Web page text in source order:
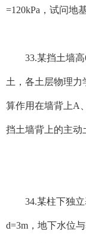
=120kPa，试问地
33.某挡土墙高
土，各土层物理
算作用在墙背上A
挡土墙背上的主动
34.某柱下独立
d=3m，地下水位